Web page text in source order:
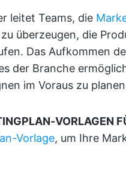
leitet Teams, die
überzeugen, die
Das Aufkommen
der Branche
im Voraus zu
VORLAGEN
Vorlage, um Ihre